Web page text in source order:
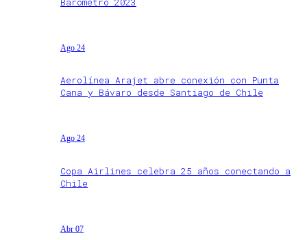
Ago 24
Aerolínea Arajet abre conexión con Punta
Cana y Bávaro desde Santiago de Chile
Ago 24
Copa Airlines celebra 25 años conectando a
Chile
Abr 07